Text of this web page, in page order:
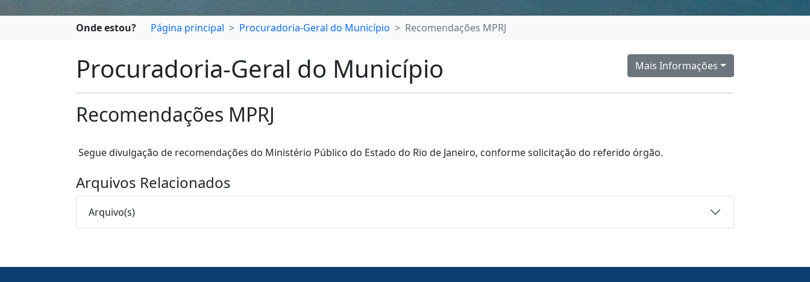
Onde estou? Página principal Procuradoria-Geral do Município Recomendações MPRJ
Mais Informações
Procuradoria-Geral do Município
Recomendações MPRJ
Segue divulgação de recomendações do Ministério Público do Estado do Rio de Janeiro, conforme solicitação do referido órgão.
Arquivos Relacionados
Arquivo(s)